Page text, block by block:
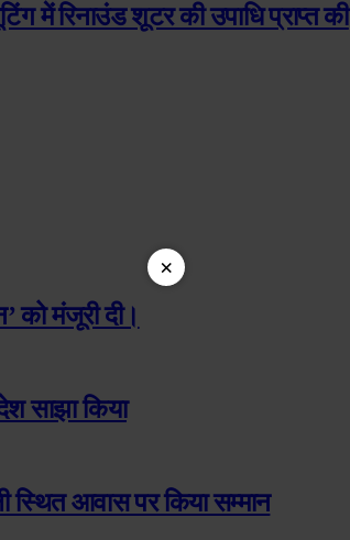
में रिनाउंड शूटर की उपाधि प्राप्त की
को मंजूरी दी।
साझा किया
स्थित आवास पर किया सम्मान
×